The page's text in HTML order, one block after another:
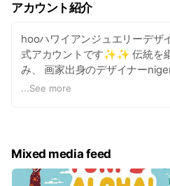
アカウント紹介
hooハワイアンジュエリーデザ
式アカウントです✨✨ 伝統を
み、 画家出身のデザイナー
ーの世界観を 無限に拡げたジ
多く取り揃えております。 40
ジュアルからマリッジリングま
でも サイズが＃1から＃29ま
...See more
Mixed media feed